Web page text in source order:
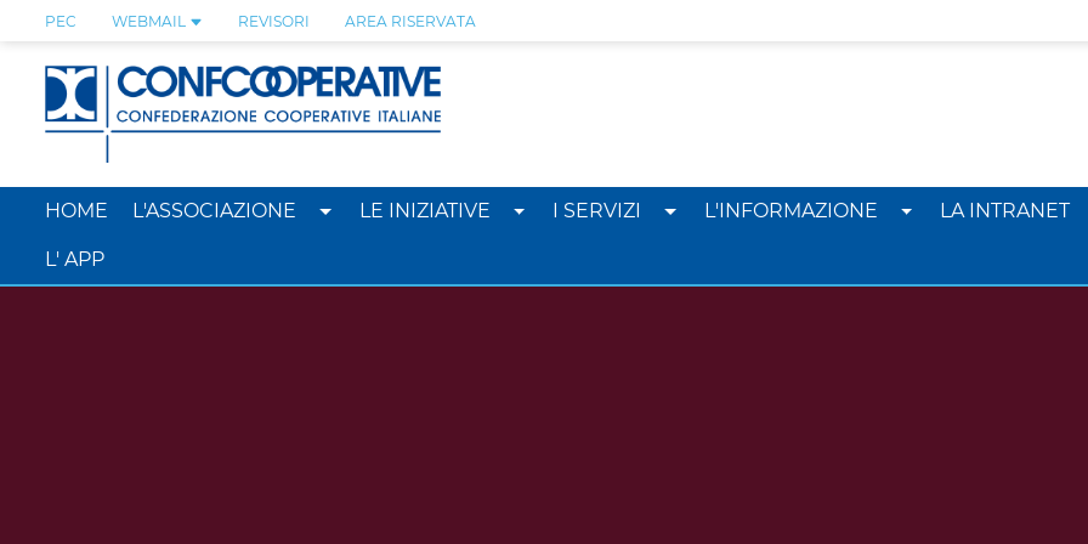
PEC WEBMAIL REVISORI AREA RISERVATA
HOME L'ASSOCIAZIONE LE INIZIATIVE I SERVIZI L'INFORMAZIONE LA INTRANET
L' APP